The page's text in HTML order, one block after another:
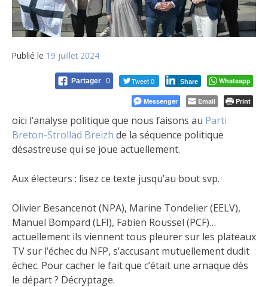
Publié le 19 juillet 2024
Partager 0 Tweet 0 Share Whatsapp
Messenger Email Print
oici l’analyse politique que nous faisons au Parti
Breton-Strollad Breizh de la séquence politique
désastreuse qui se joue actuellement.
Aux électeurs : lisez ce texte jusqu’au bout svp.
Olivier Besancenot (NPA), Marine Tondelier (EELV),
Manuel Bompard (LFI), Fabien Roussel (PCF)…
actuellement ils viennent tous pleurer sur les plateaux
TV sur l’échec du NFP, s’accusant mutuellement dudit
échec. Pour cacher le fait que c’était une arnaque dès
le départ ? Décryptage.